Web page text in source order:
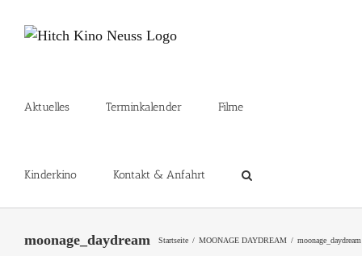
Inhalt
Aktuelles Terminkalender Filme
Kinderkino Kontakt & Anfahrt
moonage_daydream Startseite MOONAGE DAYDREAM moonage_daydream